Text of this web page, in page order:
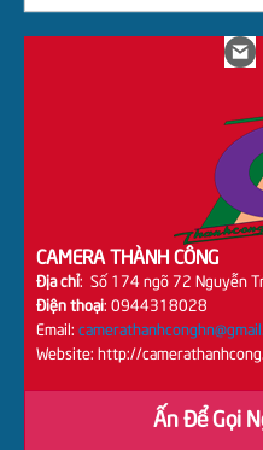
CAMERA THÀNH CÔNG
Địa chỉ: Số 174 ngõ 72 Nguyễn
Điện thoại: 0944318028
Email:
Website: http://
Ấn Để Gọi